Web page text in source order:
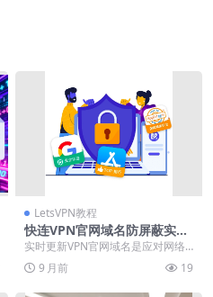
LetsVPN教程
快连VPN官网域名防屏蔽实时
更新
实时更新VPN官网域名是应对网络
封锁的关键策略。面对DNS污染和I
P封禁等技术手...
9 月前 19